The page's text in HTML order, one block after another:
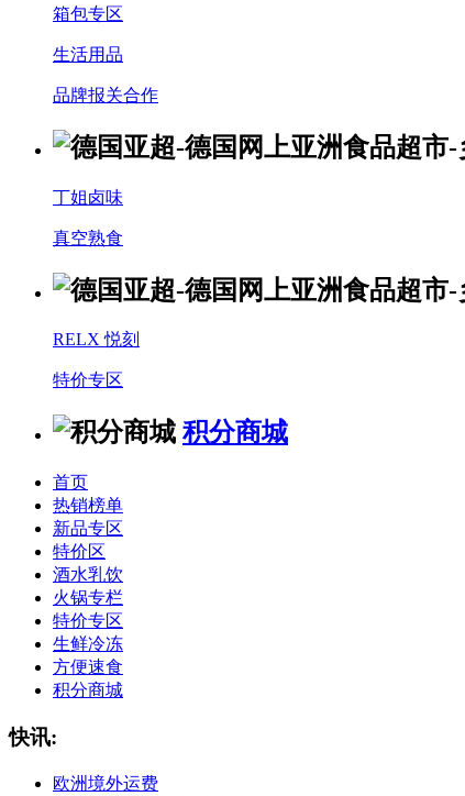
箱包专区
生活用品
品牌报关合作
丁姐卤味
真空熟食
RELX 悦刻
特价专区
积分商城
首页
热销榜单
新品专区
特价区
酒水乳饮
火锅专栏
特价专区
生鲜冷冻
方便速食
积分商城
快讯:
欧洲境外运费